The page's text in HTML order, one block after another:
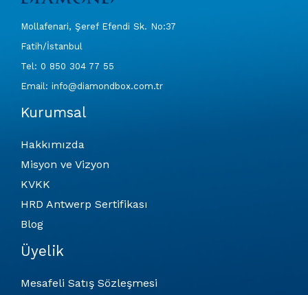
Mollafenari, Şeref Efendi Sk. No:37
Fatih/İstanbul
Tel: 0 850 304 77 55
Email: info@diamondbox.com.tr
Kurumsal
Hakkımızda
Misyon ve Vizyon
KVKK
HRD Antwerp Sertifikası
Blog
Üyelik
Mesafeli Satış Sözleşmesi